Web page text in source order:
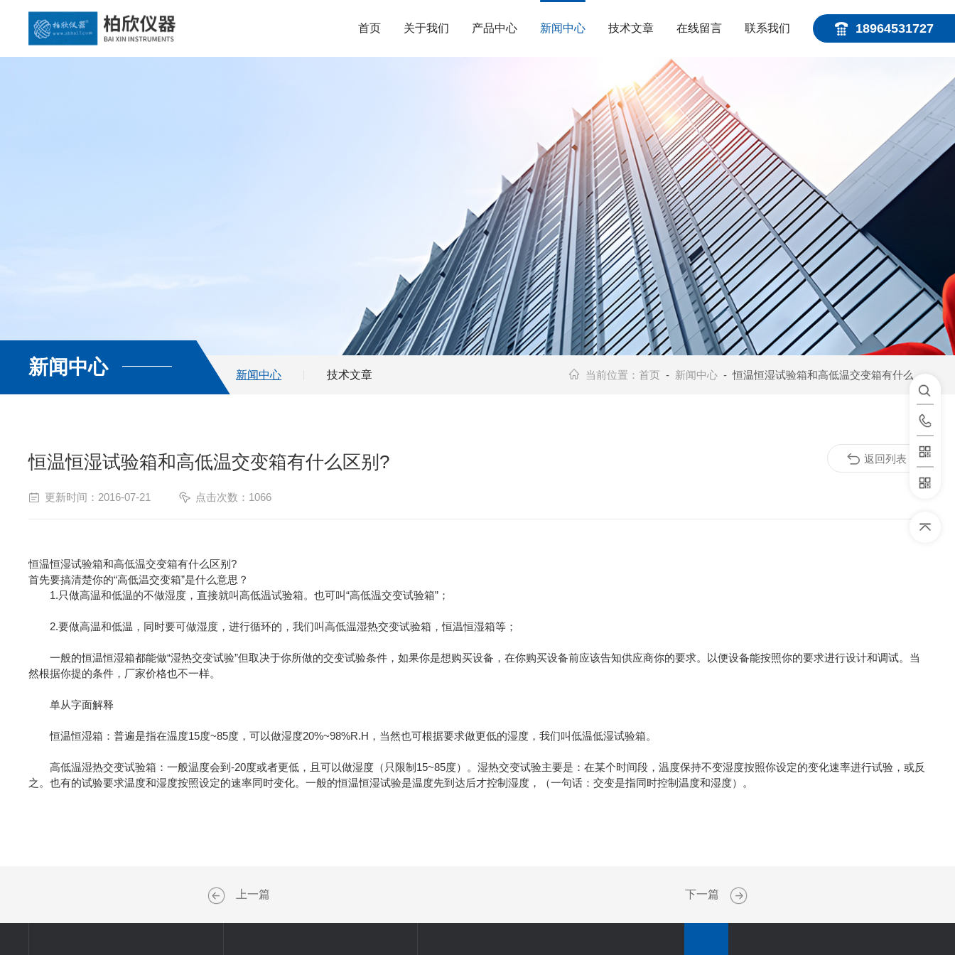
18964531727
首页 关于我们 产品中心 新闻中心 技术文章 在线留言 联系我们
新闻中心 新闻中心 技术文章 当前位置：首页 - 新闻中心 - 恒温恒湿试验箱和高低温交变箱有什么区别?
恒温恒湿试验箱和高低温交变箱有什么区别?
更新时间：2016-07-21 点击次数：1066
恒温恒湿试验箱和高低温交变箱有什么区别?
首先要搞清楚你的“高低温交变箱”是什么意思？
1.只做高温和低温的不做湿度，直接就叫高低温试验箱。也可叫“高低温交变试验箱”；
2.要做高温和低温，同时要可做湿度，进行循环的，我们叫高低温湿热交变试验箱，恒温恒湿箱等；
一般的恒温恒湿箱都能做“湿热交变试验”但取决于你所做的交变试验条件，如果你是想购买设备，在你购买设备前应该告知供应商你的要求。以便设备能按照你的要求进行设计和调试。当
然根据你提的条件，厂家价格也不一样。
单从字面解释
恒温恒湿箱：普遍是指在温度15度~85度，可以做湿度20%~98%R.H，当然也可根据要求做更低的湿度，我们叫低温低湿试验箱。
高低温湿热交变试验箱：一般温度会到-20度或者更低，且可以做湿度（只限制15~85度）。湿热交变试验主要是：在某个时间段，温度保持不变湿度按照你设定的变化速率进行试验，或反
之。也有的试验要求温度和湿度按照设定的速率同时变化。一般的恒温恒湿试验是温度先到达后才控制湿度，（一句话：交变是指同时控制温度和湿度）。
返回列表
上一篇 下一篇